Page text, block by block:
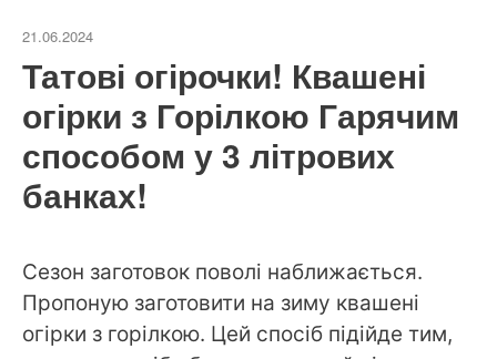
21.06.2024
Татові огірочки! Квашені
огірки з Горілкою Гарячим
способом у 3 літрових
банках!
Сезон заготовок поволі наближається.
Пропоную заготовити на зиму квашені
огірки з горілкою. Цей спосіб підійде тим,